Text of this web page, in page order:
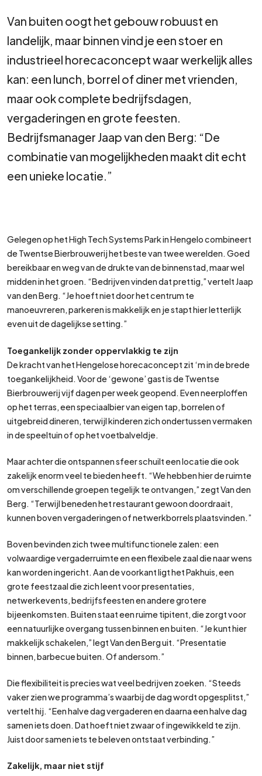
Van buiten oogt het gebouw robuust en
landelijk, maar binnen vind je een stoer en
industrieel horecaconcept waar werkelijk alles
kan: een lunch, borrel of diner met vrienden,
maar ook complete bedrijfsdagen,
vergaderingen en grote feesten.
Bedrijfsmanager Jaap van den Berg: “De
combinatie van mogelijkheden maakt dit echt
een unieke locatie.”
Gelegen op het High Tech Systems Park in Hengelo combineert
de Twentse Bierbrouwerij het beste van twee werelden. Goed
bereikbaar en weg van de drukte van de binnenstad, maar wel
midden in het groen. “Bedrijven vinden dat prettig,” vertelt Jaap
van den Berg. “Je hoeft niet door het centrum te
manoeuvreren, parkeren is makkelijk en je stapt hier letterlijk
even uit de dagelijkse setting.”
Toegankelijk zonder oppervlakkig te zijn
De kracht van het Hengelose horecaconcept zit ‘m in de brede
toegankelijkheid. Voor de ‘gewone’ gast is de Twentse
Bierbrouwerij vijf dagen per week geopend. Even neerploffen
op het terras, een speciaalbier van eigen tap, borrelen of
uitgebreid dineren, terwijl kinderen zich ondertussen vermaken
in de speeltuin of op het voetbalveldje.
Maar achter die ontspannen sfeer schuilt een locatie die ook
zakelijk enorm veel te bieden heeft. “We hebben hier de ruimte
om verschillende groepen tegelijk te ontvangen,” zegt Van den
Berg. “Terwijl beneden het restaurant gewoon doordraait,
kunnen boven vergaderingen of netwerkborrels plaatsvinden.”
Boven bevinden zich twee multifunctionele zalen: een
volwaardige vergaderruimte en een flexibele zaal die naar wens
kan worden ingericht. Aan de voorkant ligt het Pakhuis, een
grote feestzaal die zich leent voor presentaties,
netwerkevents, bedrijfsfeesten en andere grotere
bijeenkomsten. Buiten staat een ruime tipitent, die zorgt voor
een natuurlijke overgang tussen binnen en buiten. “Je kunt hier
makkelijk schakelen,” legt Van den Berg uit. “Presentatie
binnen, barbecue buiten. Of andersom.”
Die flexibiliteit is precies wat veel bedrijven zoeken. “Steeds
vaker zien we programma’s waarbij de dag wordt opgesplitst,”
vertelt hij. “Een halve dag vergaderen en daarna een halve dag
samen iets doen. Dat hoeft niet zwaar of ingewikkeld te zijn.
Juist door samen iets te beleven ontstaat verbinding.”
Zakelijk, maar niet stijf